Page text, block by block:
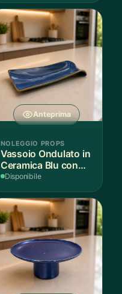
Anteprima
NOLEGGIO PROPS
Vassoio Ondulato in
Ceramica Blu con
Bordo Dorato
Disponibile